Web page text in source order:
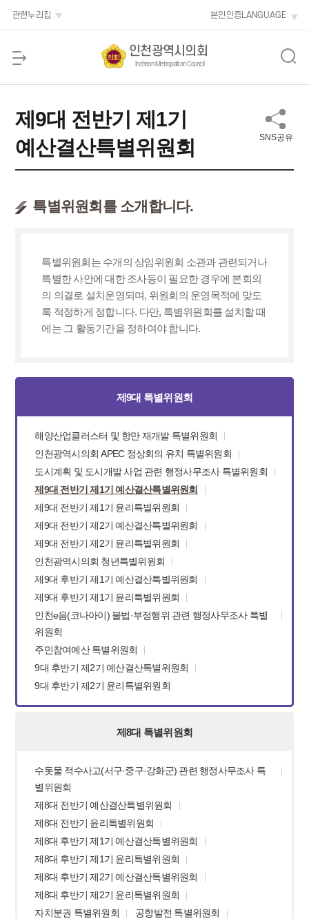
관련누리집 본인인증LANGUAGE
인천광역시의회
Incheon Metropolitan Council
제9대 전반기 제1기
예산결산특별위원회
SNS공유
특별위원회를 소개합니다.
특별위원회는 수개의 상임위원회 소관과 관련되거나
특별한 사안에 대한 조사등이 필요한 경우에 본회의
의 의결로 설치운영되며, 위원회의 운영목적에 맞도
록 적정하게 정합니다. 다만, 특별위원회를 설치할 때
에는 그 활동기간을 정하여야 합니다.
제9대 특별위원회
해양산업클러스터 및 항만 재개발 특별위원회
인천광역시의회 APEC 정상회의 유치 특별위원회
도시계획 및 도시개발 사업 관련 행정사무조사 특별위원회
제9대 전반기 제1기 예산결산특별위원회
제9대 전반기 제1기 윤리특별위원회
제9대 전반기 제2기 예산결산특별위원회
제9대 전반기 제2기 윤리특별위원회
인천광역시의회 청년특별위원회
제9대 후반기 제1기 예산결산특별위원회
제9대 후반기 제1기 윤리특별위원회
인천e음(코나아이) 불법·부정행위 관련 행정사무조사 특별
위원회
주민참여예산 특별위원회
9대 후반기 제2기 예산결산특별위원회
9대 후반기 제2기 윤리특별위원회
제8대 특별위원회
수돗물 적수사고(서구·중구·강화군) 관련 행정사무조사 특
별위원회
제8대 전반기 예산결산특별위원회
제8대 전반기 윤리특별위원회
제8대 후반기 제1기 예산결산특별위원회
제8대 후반기 제1기 윤리특별위원회
제8대 후반기 제2기 예산결산특별위원회
제8대 후반기 제2기 윤리특별위원회
자치분권 특별위원회
공항발전 특별위원회